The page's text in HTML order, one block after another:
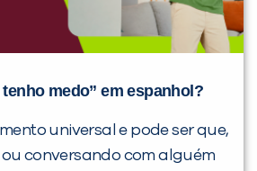
medo” em espanhol?
universal e pode ser que,
conversando com alguém